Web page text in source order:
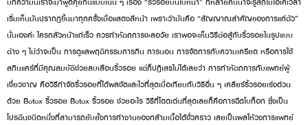
เริ่มเห็นมันปรากฏขึ้นมาทุกครั้งเมื่อแสดงสีหน้า เพราะว่ามันคือ “สัญญาณสำคัญของการแก่ตัว”
นั่นเองค่ะ ใครกลัวหน้าแก่เร็ว ควรทำหัตถการชะลอวัย เราพอจะเห็นวิธีต่อสู้กับริ้วรอยในรูปแบบ
ต่าง ๆ ไม่ว่าจะเป็น การดูแลพฤติกรรมการกิน การนอน การจัดการกับความเครียด หรือการใช้
สกินแคร์ที่มีคุณสมบัติช่วยลบเลือนริ้วรอย แต่ก็ปฏิเสธไม่ได้เลยว่า การทำหัตถการกับแพทย์ผู้
เชี่ยวชาญ คือวิธีกำจัดริ้วรอยที่ได้ผลชัดและไวที่สุดเมื่อเทียบกับวิธีอื่น ๆ เคลียร์ริ้วรอยเร่งด่วน
ด้วย Botox ริ้วรอย Botox ริ้วรอย ช่วยอะไร วิธีที่โดดเด่นที่สุดเลยก็คือการฉีดโบท็อก ซึ่งเป็น
โปรตีนชนิดหนึ่งที่สามารถยับยั้งการทำงานของกล้ามเนื้อได้ชั่วคราว เลยเป็นผลให้วงการแพทย์